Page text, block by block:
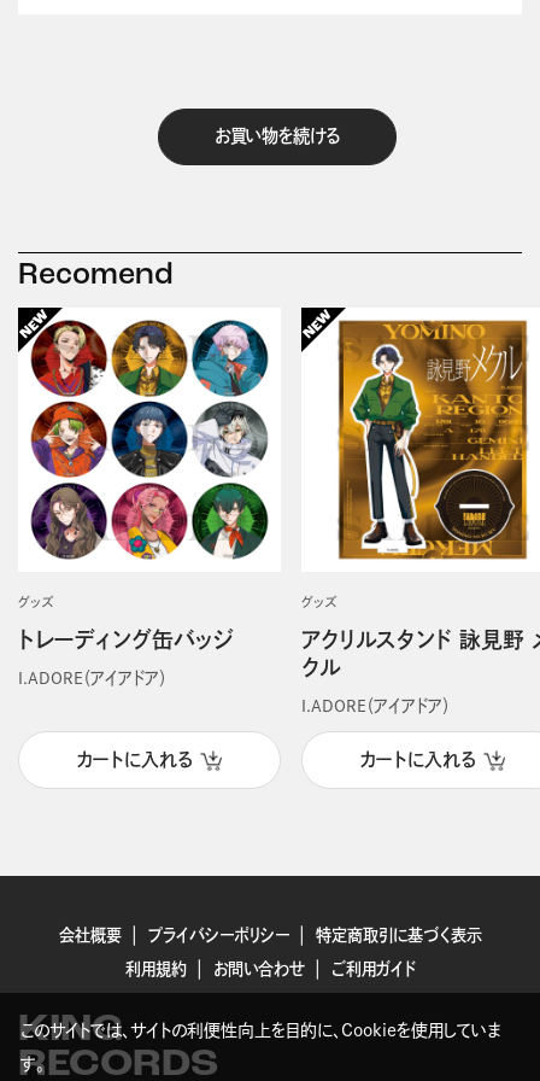
お買い物を続ける
Recomend
グッズ
トレーディング缶バッジ
I.ADORE（アイアドア）
カートに入れる
グッズ
アクリルスタンド 詠見野
クル
I.ADORE（アイアドア）
カートに入れる
会社概要 プライバシーポリシー
特定商取引に基づく表示
利用規約
お問い合わせ ご利用ガイド
KING
RECORDS
このサイトでは、サイトの利便性向上を目的に、Cookieを使用していま
す。